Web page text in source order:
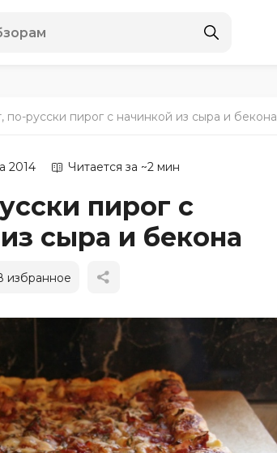
по-русски пирог с начинкой из сыра и бекона
2014 Читается за ~2 мин
пирог с
сыра и бекона
избранное